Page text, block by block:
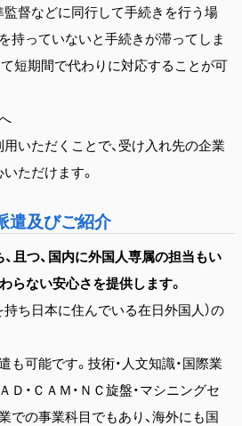
督などに同行して手続きを行う場
持っていないと手続きが滞ってしま
短期間で代わりに対応することが可
いただくことで、受け入れ先の企業
ただけます。
遣及びご紹介
、且つ、国内に外国人専属の担当もい
らない安心さを提供します。
持ち日本に住んでいる在日外国人）の
も可能です。技術・人文知識・国際業
Ｄ・ＣＡＭ・ＮＣ旋盤・マシニングセ
での事業科目でもあり、海外にも国